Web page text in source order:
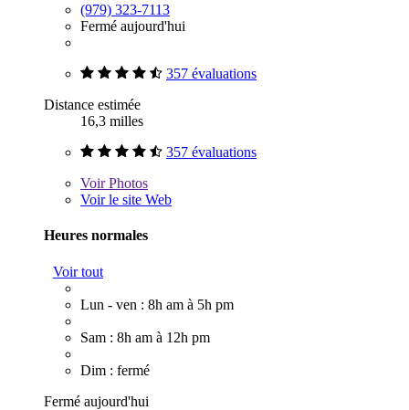
(979) 323-7113
Fermé aujourd'hui
357 évaluations
Distance estimée
16,3 milles
357 évaluations
VoirPhotos
Voir le site Web
Heures normales
Voir tout
Lun - ven : 8h am à 5h pm
Sam : 8h am à 12h pm
Dim : fermé
Fermé aujourd'hui